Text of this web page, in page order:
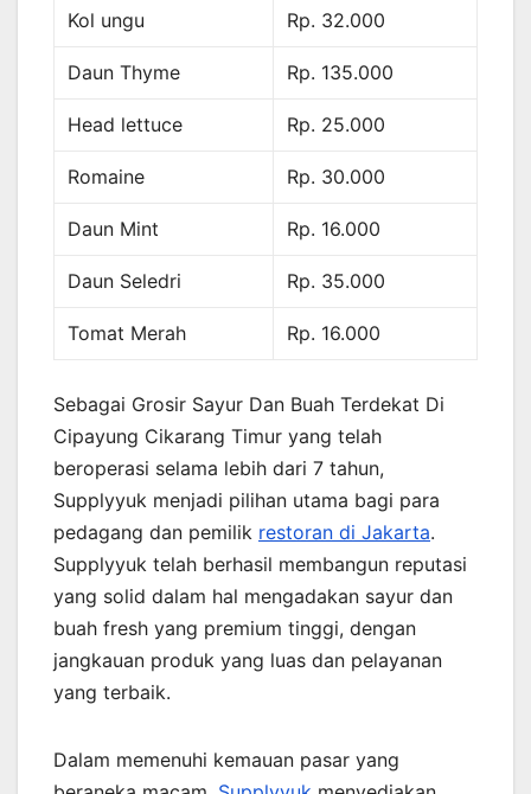
Kol ungu Rp. 32.000
Daun Thyme Rp. 135.000
Head lettuce Rp. 25.000
Romaine Rp. 30.000
Daun Mint Rp. 16.000
Daun Seledri Rp. 35.000
Tomat Merah Rp. 16.000
Sebagai Grosir Sayur Dan Buah Terdekat Di
Cipayung Cikarang Timur yang telah
beroperasi selama lebih dari 7 tahun,
Supplyyuk menjadi pilihan utama bagi para
pedagang dan pemilik restoran di Jakarta.
Supplyyuk telah berhasil membangun reputasi
yang solid dalam hal mengadakan sayur dan
buah fresh yang premium tinggi, dengan
jangkauan produk yang luas dan pelayanan
yang terbaik.
Dalam memenuhi kemauan pasar yang